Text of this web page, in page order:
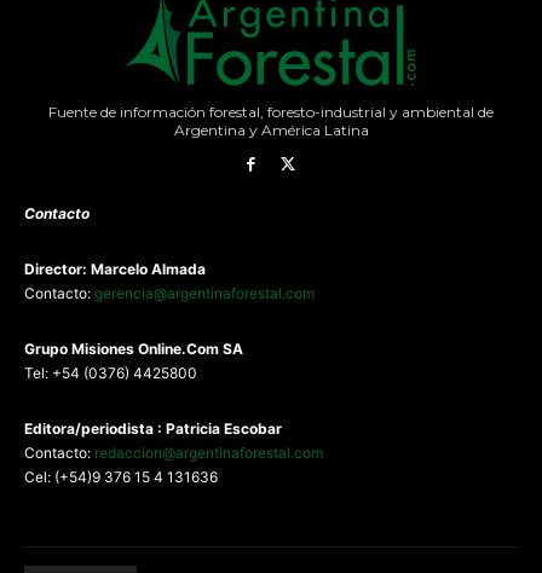
Fuente de información forestal, foresto-industrial y ambiental de
Argentina y América Latina
Contacto
Director: Marcelo Almada
Contacto: gerencia@argentinaforestal.com
Grupo Misiones Online.Com SA
Tel: +54 (0376) 4425800
Editora/periodista : Patricia Escobar
Contacto: redaccion@argentinaforestal.com
Cel: (+54)9 376 15 4 131636